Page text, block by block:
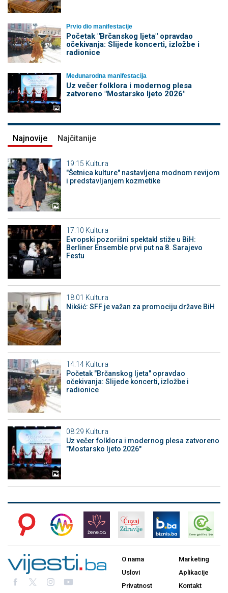
Prvio dio manifestacije
Početak "Brčanskog ljeta" opravdao
očekivanja: Slijede koncerti, izložbe i
radionice
Međunarodna manifestacija
Uz večer folklora i modernog plesa
zatvoreno "Mostarsko ljeto 2026"
Najnovije Najčitanije
19:15 Kultura
"Šetnica kulture" nastavljena modnom revijom
i predstavljanjem kozmetike
17:10 Kultura
Evropski pozorišni spektakl stiže u BiH:
Berliner Ensemble prvi put na 8. Sarajevo
Festu
18:01 Kultura
Nikšić: SFF je važan za promociju države BiH
14:14 Kultura
Početak "Brčanskog ljeta" opravdao
očekivanja: Slijede koncerti, izložbe i
radionice
08:29 Kultura
Uz večer folklora i modernog plesa zatvoreno
"Mostarsko ljeto 2026"
O nama
Uslovi
Privatnost
Marketing
Aplikacije
Kontakt